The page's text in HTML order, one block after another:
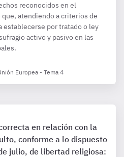
reconocidos en el
atendiendo a criterios de
establecerse por tratado o ley
activo y pasivo en las
Europea - Tema 4
en relación con la
conforme a lo dispuesto
julio, de libertad religiosa: